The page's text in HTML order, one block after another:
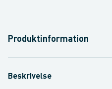
Produktinformation
Beskrivelse